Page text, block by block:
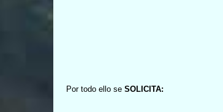
Por todo ello se SOLICITA: